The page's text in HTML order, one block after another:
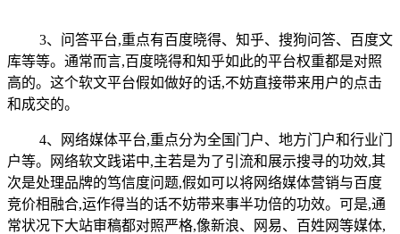
3、问答平台,重点有百度晓得、知乎、搜狗问答、百度文
库等等。通常而言,百度晓得和知乎如此的平台权重都是对照
高的。这个软文平台假如做好的话,不妨直接带来用户的点击
和成交的。
4、网络媒体平台,重点分为全国门户、地方门户和行业门
户等。网络软文践诺中,主若是为了引流和展示搜寻的功效,其
次是处理品牌的笃信度问题,假如可以将网络媒体营销与百度
竞价相融合,运作得当的话不妨带来事半功倍的功效。可是,通
常状况下大站审稿都对照严格,像新浪、网易、百姓网等媒体,